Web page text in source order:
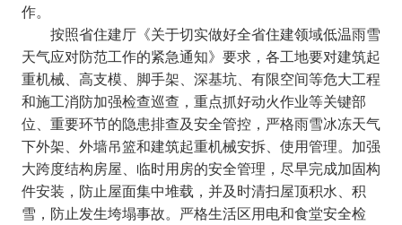
作。
按照省住建厅《关于切实做好全省住建领域低温雨雪
天气应对防范工作的紧急通知》要求，各工地要对建筑起
重机械、高支模、脚手架、深基坑、有限空间等危大工程
和施工消防加强检查巡查，重点抓好动火作业等关键部
位、重要环节的隐患排查及安全管控，严格雨雪冰冻天气
下外架、外墙吊篮和建筑起重机械安拆、使用管理。加强
大跨度结构房屋、临时用房的安全管理，尽早完成加固构
件安装，防止屋面集中堆载，并及时清扫屋顶积水、积
雪，防止发生垮塌事故。严格生活区用电和食堂安全检